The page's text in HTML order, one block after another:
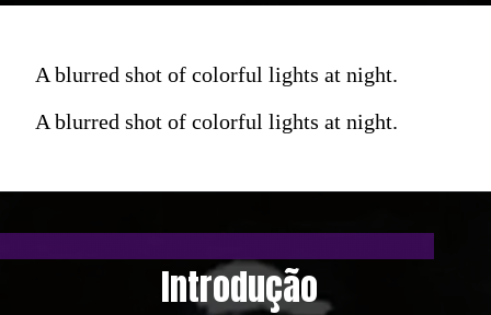
A blurred shot of colorful lights at night.
A blurred shot of colorful lights at night.
Introdução